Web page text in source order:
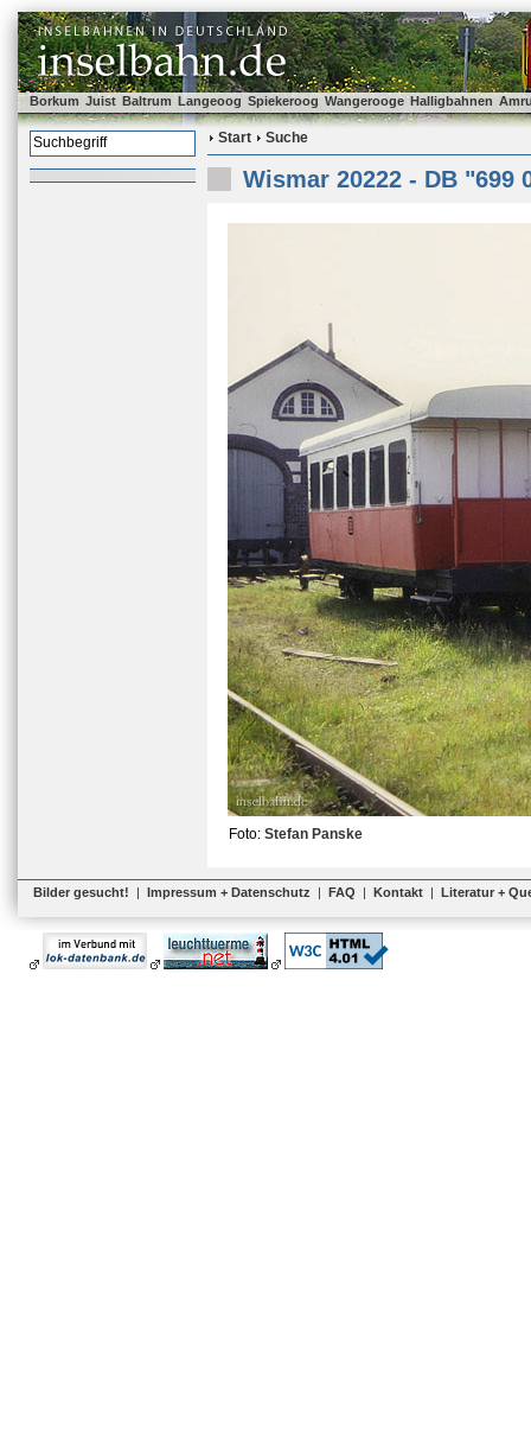
Borkum Juist Baltrum Langeoog Spiekeroog Wangerooge Halligbahnen
Start Suche
Wismar 20222 - DB "699
Foto: Stefan Panske
Bilder gesucht! | Impressum + Datenschutz | FAQ | Kontakt | Literatur +